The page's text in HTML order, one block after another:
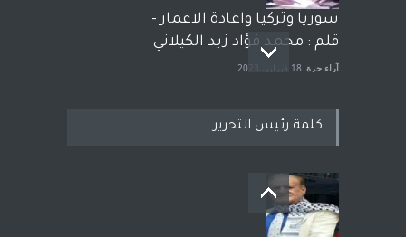
سوريا وتركيا واعادة الاعمار -
قلم : محمد فؤاد زيد الكيلاني
آراء حرة 18 فبراير، 2023
بعد معارك قضائية طاحنة كتب
وترافع فيها بنفسه مرة اخرى..
الشيخ طارق يوسف يقهر
كلمة رئيس التحرير